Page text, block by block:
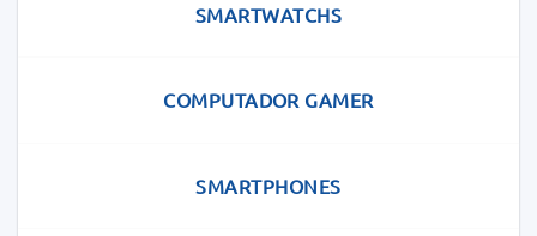
SMARTWATCHS
COMPUTADOR GAMER
SMARTPHONES